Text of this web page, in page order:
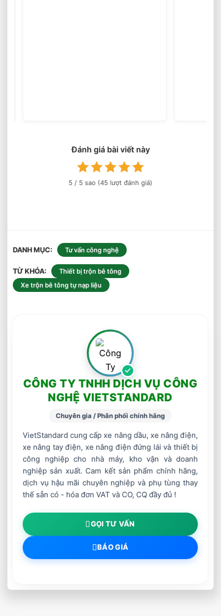
Đánh giá bài viết này
5 / 5 sao (45 lượt đánh giá)
DANH MỤC Tư vấn công nghệ
TỪ KHÓA
Thiết bị trộn bê tông
Xe trộn bê tông tự nạp liệu
CÔNG TY TNHH DỊCH VỤ CÔNG
NGHỆ VIETSTANDARD
Chuyên gia / Phân phối chính hãng
VietStandard cung cấp xe nâng dầu, xe nâng điện,
xe nâng tay điện, xe nâng điện đứng lái và thiết bị
công nghiệp cho nhà máy, kho vận và doanh
nghiệp sản xuất. Cam kết sản phẩm chính hãng,
dịch vụ hậu mãi chuyên nghiệp và phụ tùng thay
thế sẵn có - hóa đơn VAT và CO, CQ đầy đủ !
GỌI TƯ VẤN
BÁO GIÁ